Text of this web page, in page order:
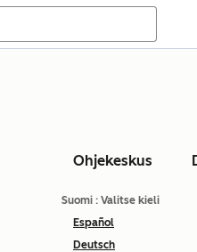
Ohjekeskus
Suomi : Valitse kieli
Español
Deutsch